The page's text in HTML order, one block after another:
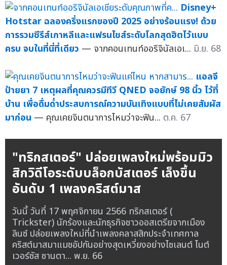
Disney+
Hotstar ฉลองครึ่งแรกของปี 2025 อย่างร้อนแรง! ด้วย
การรวมซีรีส์เกาหลีและแฟรนไชส์ระดับโลกสุดฮิตไว้แบบ
ครบ จบในที่นี่ที่เดียว — จากคอนเทนท์ออริจินัลเอเ... มิ.ย. 68
แอลจี
ป้ายยา 7 เหตุผลที่คุณควรมีทีวี QNED จอยักษ์ 98 นิ้ว ไว้ที่
บ้าน เพื่อดื่มด่ำประสบการณ์ความบันเทิงแบบที่ไม่เคยสัมผัส
มาก่อน — คุณเคยจินตนาการไหมว่าจะฟิน... ต.ค. 67
"ทริกสเตอร์" ปล่อยเพลงใหม่พร้อมมิว
สิกวิดีโอระดับบล็อกบัสเตอร์ เล็งขึ้น
อันดับ 1 เพลงคริสต์มาส
วันนี้ วันที่ 17 พฤศจิกายน 2566 ทริกสเตอร์ (
Trickster) นักร้องและนักธุรกิจชาวออสเตรียจากเมือง
ลินซ์ ปล่อยเพลงใหม่ที่นำเพลงคลาสสิกประจำเทศกาล
คริสต์มาสมาแมชอัปกันอย่างสุดเหวี่ยงอย่างไซเลนต์ ไนต์
เวอร์ซัส ซานตา... พ.ย. 66